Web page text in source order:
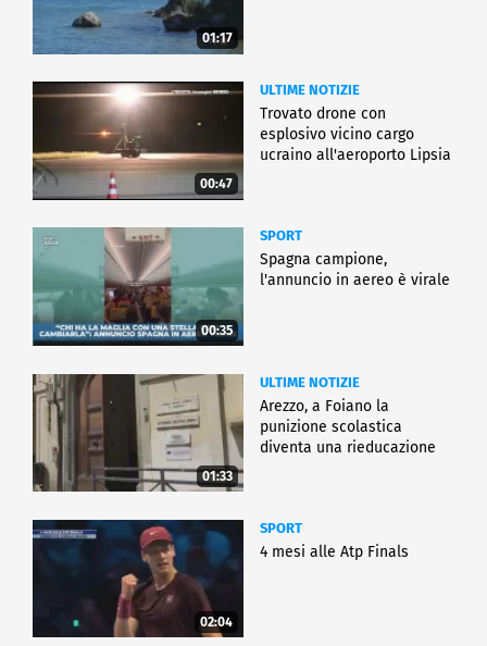
01:17
00:47
ULTIME NOTIZIE
Trovato drone con
esplosivo vicino cargo
ucraino all'aeroporto Lipsia
00:35
SPORT
Spagna campione,
l'annuncio in aereo è virale
01:33
ULTIME NOTIZIE
Arezzo, a Foiano la
punizione scolastica
diventa una rieducazione
02:04
SPORT
4 mesi alle Atp Finals